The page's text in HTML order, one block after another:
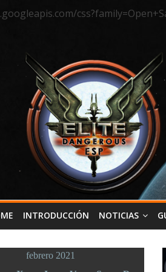
INTRODUCCIÓN NOTICIAS
febrero 2021